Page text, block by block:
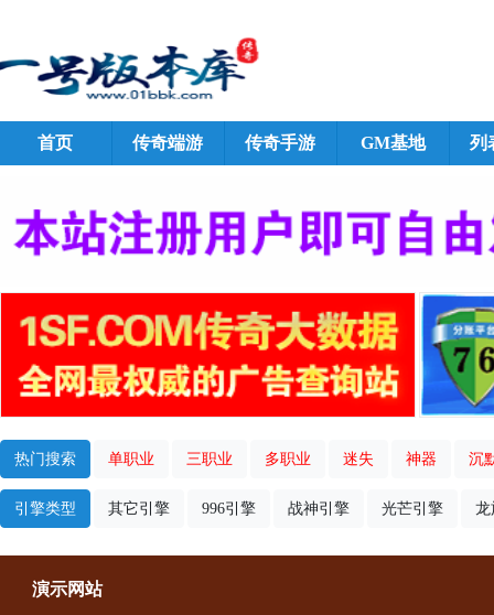
首页 传奇端游 传奇手游 GM基地 列
热门搜索 单职业 三职业 多职业 迷失 神器 沉
引擎类型 其它引擎 996引擎 战神引擎 光芒引擎 龙
演示网站